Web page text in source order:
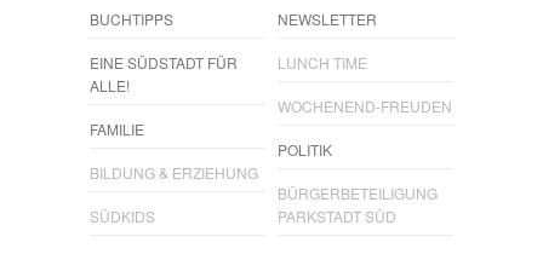
BUCHTIPPS
EINE SÜDSTADT FÜR
ALLE!
FAMILIE
BILDUNG & ERZIEHUNG
SÜDKIDS
NEWSLETTER
LUNCH TIME
WOCHENEND-FREUDEN
POLITIK
BÜRGERBETEILIGUNG
PARKSTADT SÜD